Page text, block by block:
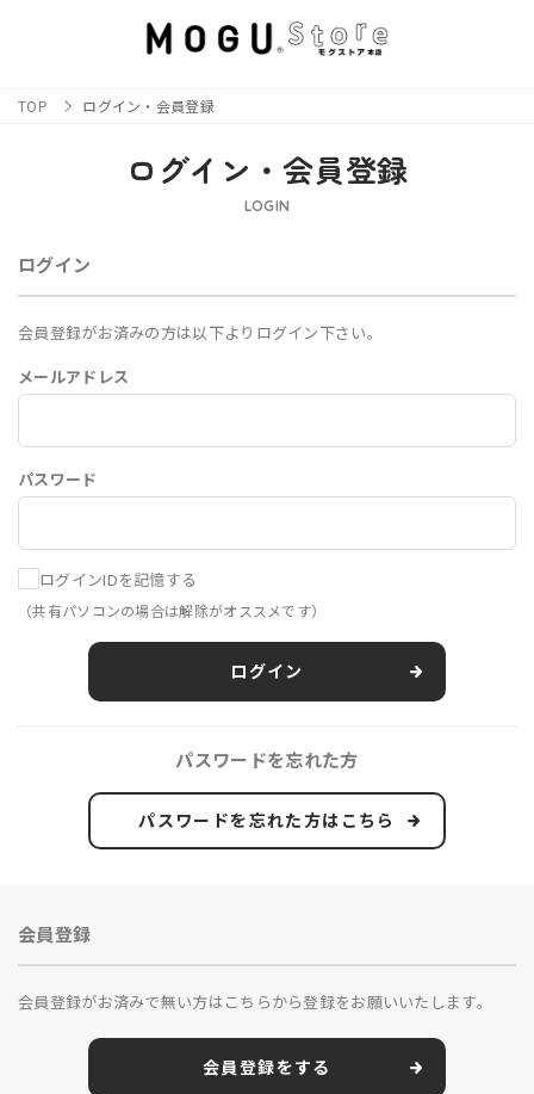
TOP ログイン・会員登録
ログイン・会員登録
LOGIN
ログイン
会員登録がお済みの方は以下よりログイン下さい。
メールアドレス
パスワード
ログインIDを記憶する
（共有パソコンの場合は解除がオススメです）
ログイン
パスワードを忘れた方
パスワードを忘れた方はこちら
会員登録
会員登録がお済みで無い方はこちらから登録をお願いいたします。
会員登録をする